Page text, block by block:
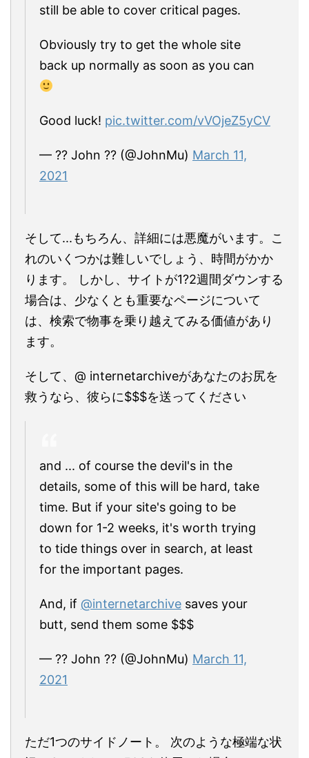
still be able to cover critical pages.
Obviously try to get the whole site
back up normally as soon as you can
Good luck! pic.twitter.com/vVOjeZ5yCV
— ?? John ?? (@JohnMu) March 11,
2021
そして...もちろん、詳細には悪魔がいます。こ
れのいくつかは難しいでしょう、時間がかか
ります。 しかし、サイトが1?2週間ダウンする
場合は、少なくとも重要なページについて
は、検索で物事を乗り越えてみる価値があり
ます。
そして、@ internetarchiveがあなたのお尻を
救うなら、彼らに$$$を送ってください
and ... of course the devil's in the
details, some of this will be hard, take
time. But if your site's going to be
down for 1-2 weeks, it's worth trying
to tide things over in search, at least
for the important pages.
And, if @internetarchive saves your
butt, send them some $$$
— ?? John ?? (@JohnMu) March 11,
2021
ただ1つのサイドノート。 次のような極端な状